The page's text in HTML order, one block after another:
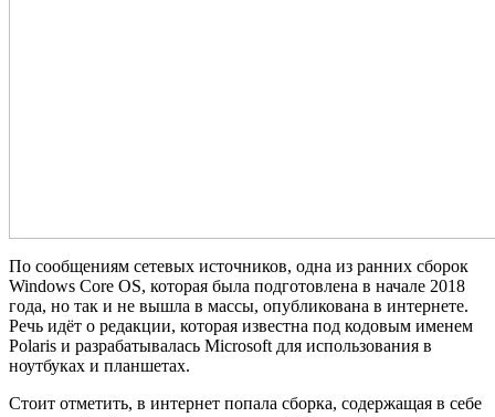
По сообщениям сетевых источников, одна из ранних сборок
Windows Core OS, которая была подготовлена в начале 2018
года, но так и не вышла в массы, опубликована в интернете.
Речь идёт о редакции, которая известна под кодовым именем
Polaris и разрабатывалась Microsoft для использования в
ноутбуках и планшетах.
Стоит отметить, в интернет попала сборка, содержащая в себе